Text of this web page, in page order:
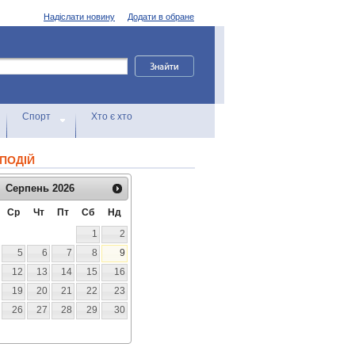
Додати в обране
Надіслати новину
Спорт Хто є хто
Серпень 2026
Ср Чт Пт Сб
Нд
1
2
5 6 7 8
9
12 13 14 15
16
19 20 21 22
23
26 27 28 29
30